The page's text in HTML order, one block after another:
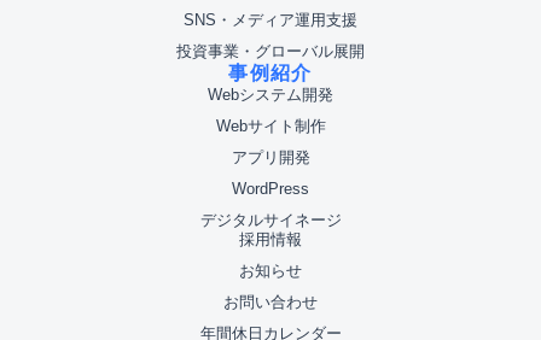
SNS・メディア運用支援
投資事業・グローバル展開
事例紹介
Webシステム開発
Webサイト制作
アプリ開発
WordPress
デジタルサイネージ
採用情報
お知らせ
お問い合わせ
年間休日カレンダー